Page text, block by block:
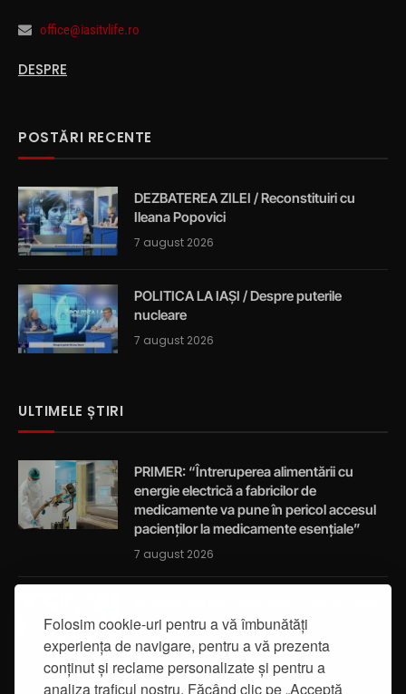
Folosim cookie-uri pentru a vă îmbunătăți
experiența de navigare, pentru a vă prezenta
conținut și reclame personalizate și pentru a
analiza traficul nostru. Făcând clic pe „Acceptă
office@iasitvlife.ro
DESPRE
POSTĂRI RECENTE
DEZBATEREA ZILEI / Reconstituiri cu
Ileana Popovici
7 august 2026
POLITICA LA IAȘI / Despre puterile
nucleare
7 august 2026
ULTIMELE ȘTIRI
PRIMER: “Întreruperea alimentării cu
energie electrică a fabricilor de
medicamente va pune în pericol accesul
pacienților la medicamente esențiale”
7 august 2026
integrității
7 august 2026